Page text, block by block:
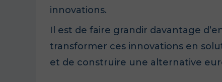
innovations.
Il est de faire grandir davantage
transformer ces innovations en
et de construire une alternative